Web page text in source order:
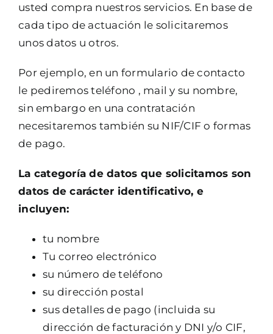
usted compra nuestros servicios. En base de
cada tipo de actuación le solicitaremos
unos datos u otros.
Por ejemplo, en un formulario de contacto
le pediremos teléfono , mail y su nombre,
sin embargo en una contratación
necesitaremos también su NIF/CIF o formas
de pago.
La categoría de datos que solicitamos son
datos de carácter identificativo, e
incluyen:
tu nombre
Tu correo electrónico
su número de teléfono
su dirección postal
sus detalles de pago (incluida su
dirección de facturación y DNI y/o CIF,